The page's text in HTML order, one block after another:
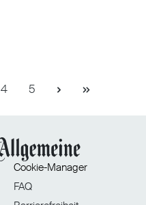
Seite
4 Seite
5
Cookie-Manager
FAQ